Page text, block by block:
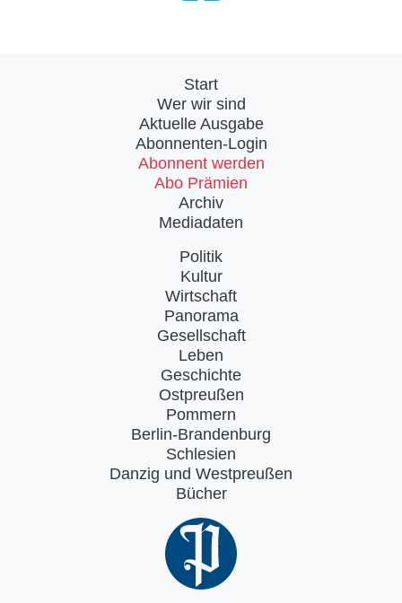
Start
Wer wir sind
Aktuelle Ausgabe
Abonnenten-Login
Abonnent werden
Abo Prämien
Archiv
Mediadaten
Politik
Kultur
Wirtschaft
Panorama
Gesellschaft
Leben
Geschichte
Ostpreußen
Pommern
Berlin-Brandenburg
Schlesien
Danzig und Westpreußen
Bücher